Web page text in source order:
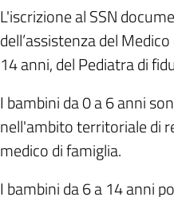
L'iscrizione al SSN
dell’assistenza del
14 anni, del Pediatra di
I bambini da 0 a 6 anni
nell'ambito territoriale di
medico di famiglia.
I bambini da 6 a 14 anni